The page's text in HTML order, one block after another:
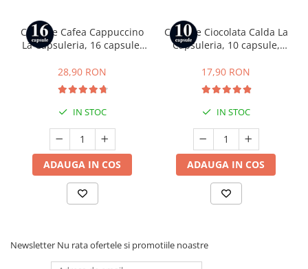
Capsule Cafea Cappuccino
La Capsuleria, 16 capsule,
28,90 RON
IN STOC
ADAUGA IN COS
Capsule Ciocolata Calda La
Capsuleria, 10 capsule,
17,90 RON
IN STOC
ADAUGA IN COS
Newsletter Nu rata ofertele si promotiile noastre